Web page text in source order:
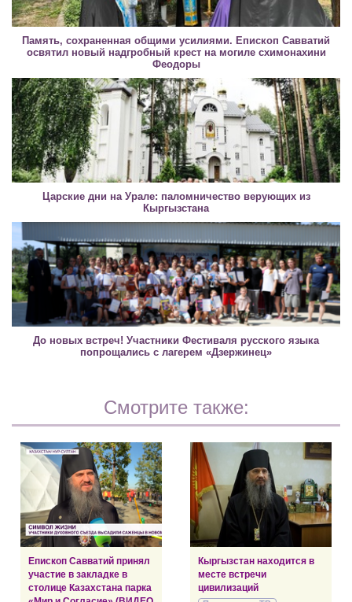
Память, сохраненная общими усилиями. Епископ Савватий
освятил новый надгробный крест на могиле схимонахини
Феодоры
Царские дни на Урале: паломничество верующих из
Кыргызстана
До новых встреч! Участники Фестиваля русского языка
попрощались с лагерем «Дзержинец»
Смотрите также:
Епископ Савватий принял
участие в закладке в
столице Казахстана парка
Кыргызстан находится в
месте встречи
цивилизаций